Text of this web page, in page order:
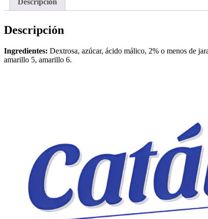
Descripción
Ingredientes: Dextrosa, azúcar, ácido málico, 2% o menos de
amarillo 5, amarillo 6.